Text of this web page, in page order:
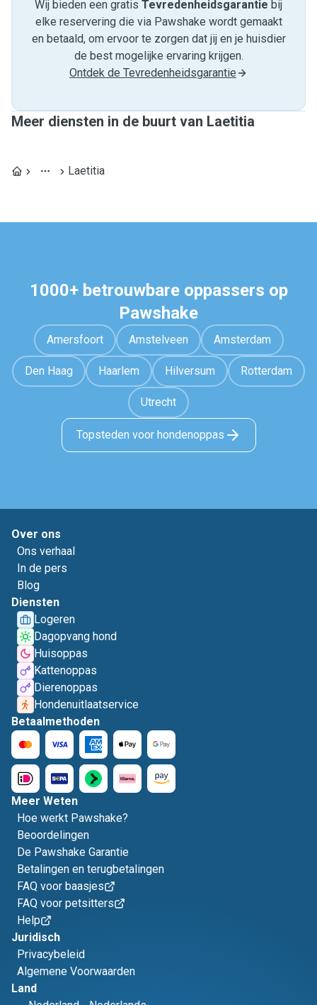
Wij bieden een gratis Tevredenheids­garantie bij
elke reservering die via Pawshake wordt gemaakt
en betaald, om ervoor te zorgen dat jij en je huisdier
de best mogelijke ervaring krijgen.
Ontdek de Tevredenheidsgarantie
Meer diensten in de buurt van Laetitia
Laetitia
1000+ betrouwbare oppassers op
Pawshake
Amersfoort Amstelveen Amsterdam
Den Haag Haarlem Hilversum Rotterdam
Utrecht
Topsteden voor hondenoppas
Over ons
Ons verhaal
In de pers
Blog
Diensten
Logeren
Dagopvang hond
Huisoppas
Kattenoppas
Dierenoppas
Hondenuitlaatservice
Betaalmethoden
Meer Weten
Hoe werkt Pawshake?
Beoordelingen
De Pawshake Garantie
Betalingen en terugbetalingen
FAQ voor baasjes
FAQ voor petsitters
Help
Juridisch
Privacybeleid
Algemene Voorwaarden
Land